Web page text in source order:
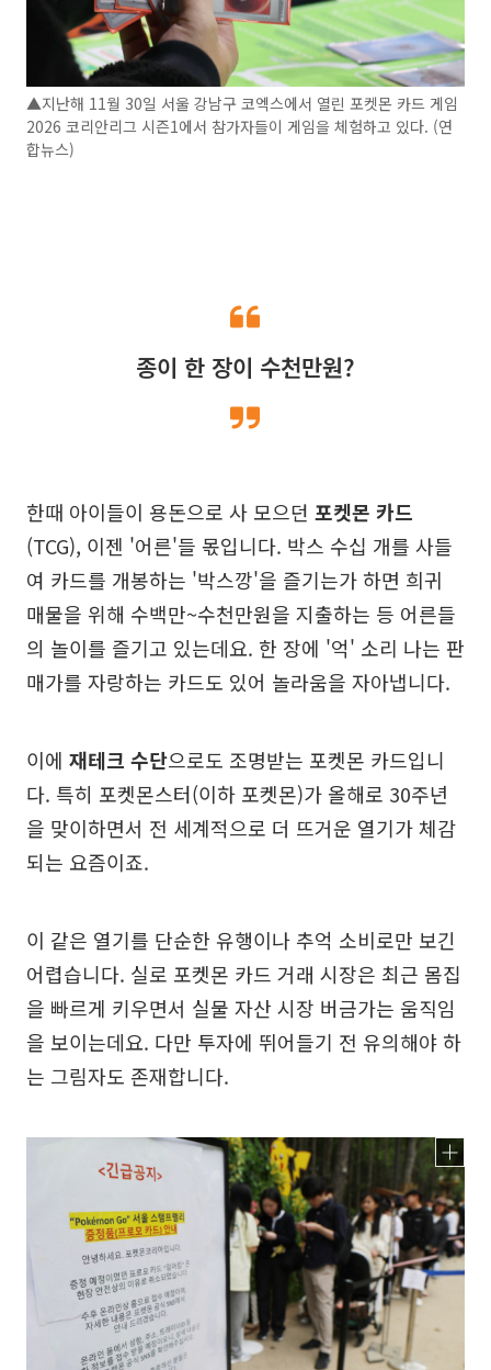
▲지난해 11월 30일 서울 강남구 코엑스에서 열린 포켓몬 카드 게임
2026 코리안리그 시즌1에서 참가자들이 게임을 체험하고 있다. (연
합뉴스)
종이 한 장이 수천만원?
한때 아이들이 용돈으로 사 모으던 포켓몬 카드
(TCG), 이젠 '어른'들 몫입니다. 박스 수십 개를 사들
여 카드를 개봉하는 '박스깡'을 즐기는가 하면 희귀
매물을 위해 수백만~수천만원을 지출하는 등 어른들
의 놀이를 즐기고 있는데요. 한 장에 '억' 소리 나는 판
매가를 자랑하는 카드도 있어 놀라움을 자아냅니다.
이에 재테크 수단으로도 조명받는 포켓몬 카드입니
다. 특히 포켓몬스터(이하 포켓몬)가 올해로 30주년
을 맞이하면서 전 세계적으로 더 뜨거운 열기가 체감
되는 요즘이죠.
이 같은 열기를 단순한 유행이나 추억 소비로만 보긴
어렵습니다. 실로 포켓몬 카드 거래 시장은 최근 몸집
을 빠르게 키우면서 실물 자산 시장 버금가는 움직임
을 보이는데요. 다만 투자에 뛰어들기 전 유의해야 하
는 그림자도 존재합니다.